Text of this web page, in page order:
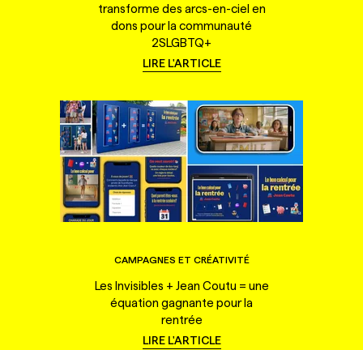
transforme des arcs-en-ciel en
dons pour la communauté
2SLGBTQ+
LIRE L'ARTICLE
CAMPAGNES ET CRÉATIVITÉ
Les Invisibles + Jean Coutu = une
équation gagnante pour la
rentrée
LIRE L'ARTICLE